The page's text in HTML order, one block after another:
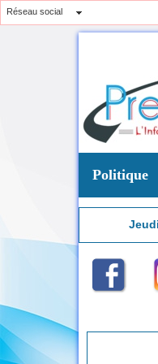
Réseau social
Politique
de